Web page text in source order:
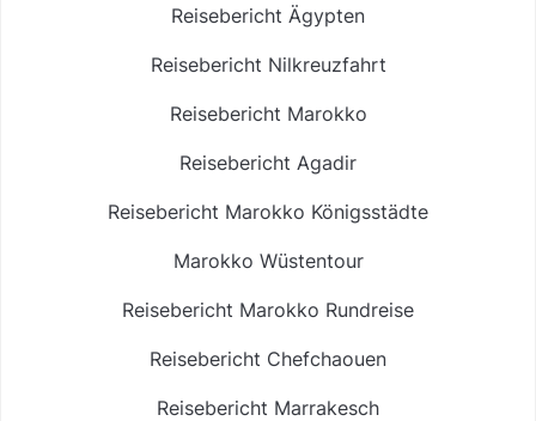
Reisebericht Ägypten
Reisebericht Nilkreuzfahrt
Reisebericht Marokko
Reisebericht Agadir
Reisebericht Marokko Königsstädte
Marokko Wüstentour
Reisebericht Marokko Rundreise
Reisebericht Chefchaouen
Reisebericht Marrakesch